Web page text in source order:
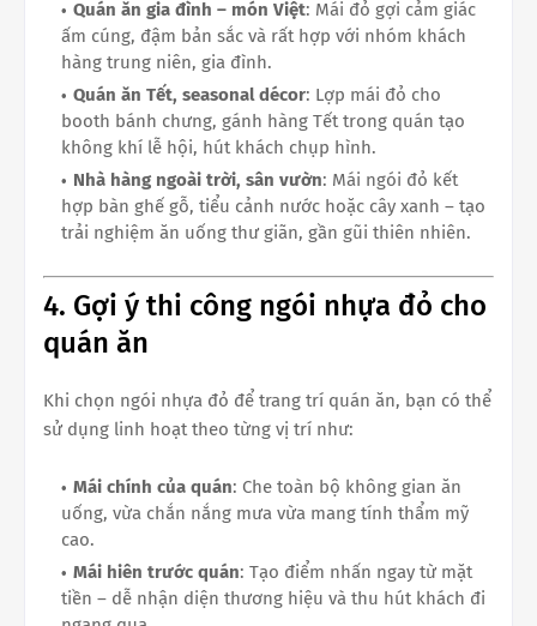
Quán ăn gia đình – món Việt: Mái đỏ gợi cảm giác
ấm cúng, đậm bản sắc và rất hợp với nhóm khách
hàng trung niên, gia đình.
Quán ăn Tết, seasonal décor: Lợp mái đỏ cho
booth bánh chưng, gánh hàng Tết trong quán tạo
không khí lễ hội, hút khách chụp hình.
Nhà hàng ngoài trời, sân vườn: Mái ngói đỏ kết
hợp bàn ghế gỗ, tiểu cảnh nước hoặc cây xanh – tạo
trải nghiệm ăn uống thư giãn, gần gũi thiên nhiên.
4. Gợi ý thi công ngói nhựa đỏ cho
quán ăn
Khi chọn ngói nhựa đỏ để trang trí quán ăn, bạn có thể
sử dụng linh hoạt theo từng vị trí như:
Mái chính của quán: Che toàn bộ không gian ăn
uống, vừa chắn nắng mưa vừa mang tính thẩm mỹ
cao.
Mái hiên trước quán: Tạo điểm nhấn ngay từ mặt
tiền – dễ nhận diện thương hiệu và thu hút khách đi